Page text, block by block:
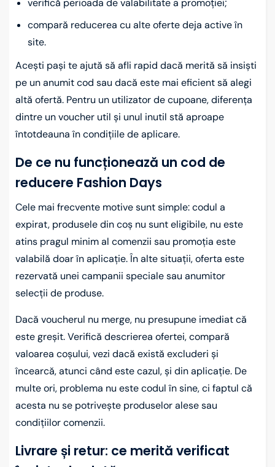
verifică perioada de valabilitate a promoției;
compară reducerea cu alte oferte deja active în
site.
Acești pași te ajută să afli rapid dacă merită să insiști
pe un anumit cod sau dacă este mai eficient să alegi
altă ofertă. Pentru un utilizator de cupoane, diferența
dintre un voucher util și unul inutil stă aproape
întotdeauna în condițiile de aplicare.
De ce nu funcționează un cod de
reducere Fashion Days
Cele mai frecvente motive sunt simple: codul a
expirat, produsele din coș nu sunt eligibile, nu este
atins pragul minim al comenzii sau promoția este
valabilă doar în aplicație. În alte situații, oferta este
rezervată unei campanii speciale sau anumitor
selecții de produse.
Dacă voucherul nu merge, nu presupune imediat că
este greșit. Verifică descrierea ofertei, compară
valoarea coșului, vezi dacă există excluderi și
încearcă, atunci când este cazul, și din aplicație. De
multe ori, problema nu este codul în sine, ci faptul că
acesta nu se potrivește produselor alese sau
condițiilor comenzii.
Livrare și retur: ce merită verificat